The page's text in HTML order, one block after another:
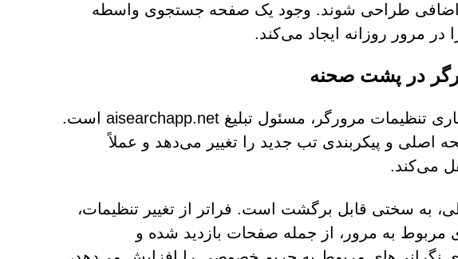
اضافی طراحی شوند. وجود یک صفحه جستجوی واسطه
در پشت صحنه
افزونه‌ی جستجوی هوش مصنوعی با تغییر اجباری تنظیمات مرورگر، مسئول تبلیغ aisearchapp.net است.
و پیکربندی تب جدید را تغییر می‌دهد و عملاً
می‌کند.
به سختی قابل برگشت است. فراتر از تغییر تنظیمات،
به مرور، از جمله صفحات بازدید شده و